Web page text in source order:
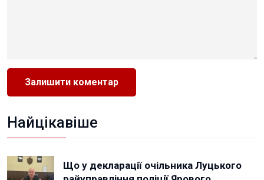
Найцікавіше
Що у декларації очільника Луцького